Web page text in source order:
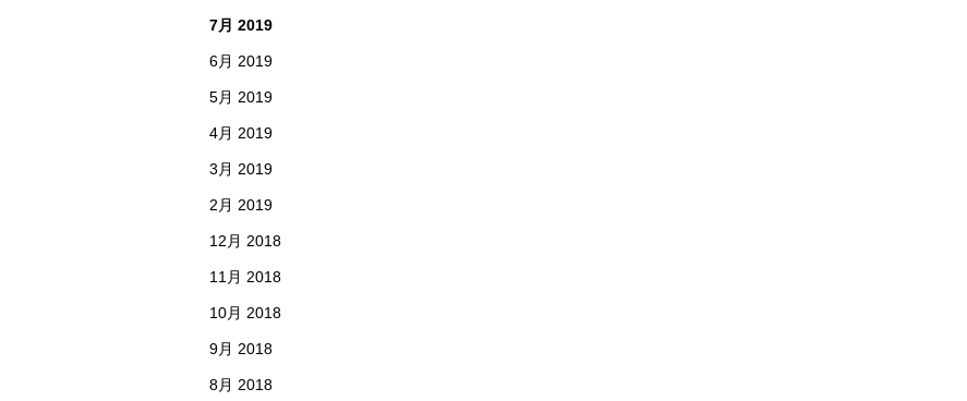
7月 2019
6月 2019
5月 2019
4月 2019
3月 2019
2月 2019
12月 2018
11月 2018
10月 2018
9月 2018
8月 2018